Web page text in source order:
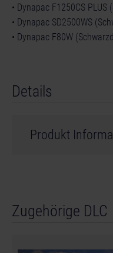
• Dynapac F1250CS
• Dynapac SD2500WS
• Dynapac F80W
Details
Produkt
weltenbauer.
Zugehörige DLC